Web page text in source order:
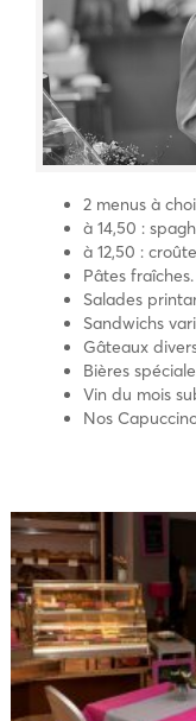
2 menus à
à 14,50 :
à 12,50 :
Pâtes fraîches.
Salades
Sandwichs
Gâteaux
Bières
Vin du mois
Nos